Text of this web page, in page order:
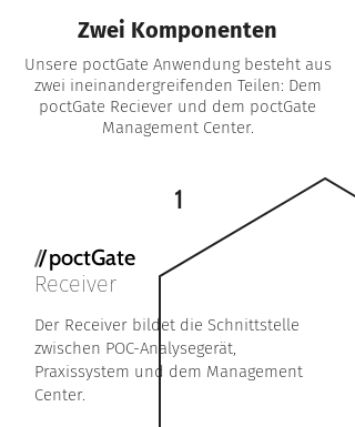
Zwei Komponenten
Unsere poctGate Anwendung besteht aus
zwei ineinandergreifenden Teilen: Dem
poctGate Reciever und dem poctGate
Management Center.
1
//poctGate
Receiver
Der Receiver bildet die Schnittstelle
zwischen POC-Analysegerät,
Praxissystem und dem Ma­nagement
Center.